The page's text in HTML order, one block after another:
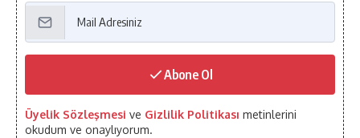
Abone Ol
Üyelik Sözleşmesi ve Gizlilik Politikası metinlerini
okudum ve onaylıyorum.